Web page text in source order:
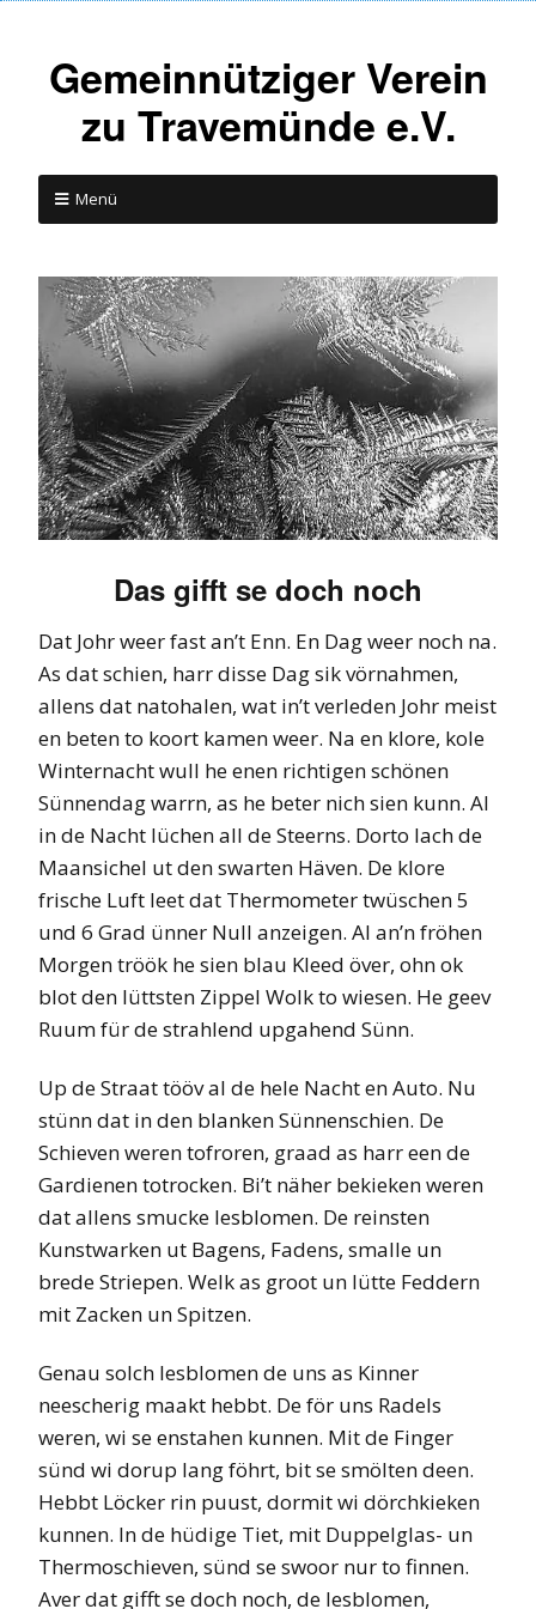
Gemeinnütziger Verein
zu Travemünde e.V.
Menü
Das gifft se doch noch
Dat Johr weer fast an’t Enn. En Dag weer noch na.
As dat schien, harr disse Dag sik vörnahmen,
allens dat natohalen, wat in’t verleden Johr meist
en beten to koort kamen weer. Na en klore, kole
Winternacht wull he enen richtigen schönen
Sünnendag warrn, as he beter nich sien kunn. Al
in de Nacht lüchen all de Steerns. Dorto lach de
Maansichel ut den swarten Häven. De klore
frische Luft leet dat Thermometer twüschen 5
und 6 Grad ünner Null anzeigen. Al an’n fröhen
Morgen tröök he sien blau Kleed över, ohn ok
blot den lüttsten Zippel Wolk to wiesen. He geev
Ruum für de strahlend upgahend Sünn.
Up de Straat tööv al de hele Nacht en Auto. Nu
stünn dat in den blanken Sünnenschien. De
Schieven weren tofroren, graad as harr een de
Gardienen totrocken. Bi’t näher bekieken weren
dat allens smucke Iesblomen. De reinsten
Kunstwarken ut Bagens, Fadens, smalle un
brede Striepen. Welk as groot un lütte Feddern
mit Zacken un Spitzen.
Genau solch Iesblomen de uns as Kinner
neescherig maakt hebbt. De för uns Radels
weren, wi se enstahen kunnen. Mit de Finger
sünd wi dorup lang föhrt, bit se smölten deen.
Hebbt Löcker rin puust, dormit wi dörchkieken
kunnen. In de hüdige Tiet, mit Duppelglas- un
Thermoschieven, sünd se swoor nur to finnen.
Aver dat gifft se doch noch, de Iesblomen,